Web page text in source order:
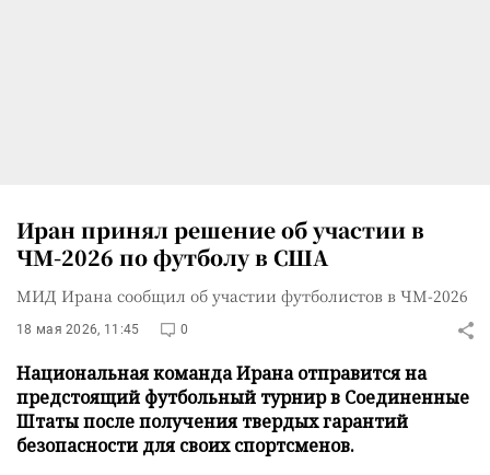
Иран принял решение об участии в
ЧМ-2026 по футболу в США
МИД Ирана сообщил об участии футболистов в ЧМ-2026
18 мая 2026, 11:45 0
Национальная команда Ирана отправится на
предстоящий футбольный турнир в Соединенные
Штаты после получения твердых гарантий
безопасности для своих спортсменов.